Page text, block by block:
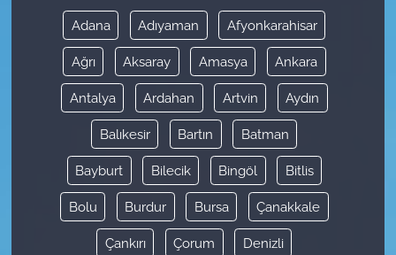
Adana Adıyaman Afyonkarahisar
Ağrı Aksaray Amasya Ankara
Antalya Ardahan Artvin Aydın
Balıkesir Bartın Batman
Bayburt Bilecik Bingöl Bitlis
Bolu Burdur Bursa Çanakkale
Çankırı Çorum Denizli